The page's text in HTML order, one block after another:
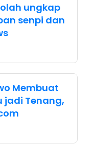
ungkap
senpi dan
Membuat
jadi Tenang,